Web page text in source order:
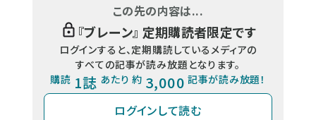
この先の内容は...
『ブレーン』 定期購読者限定です
ログインすると、定期購読しているメディアの
すべての記事が読み放題となります。
購読 1誌 あたり 約 3,000 記事が読み放題！
ログインして読む